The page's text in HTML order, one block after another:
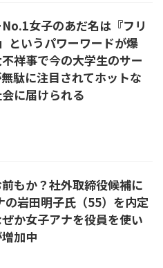
No.1女子のあだ名は『フリ
というパワーワードが爆
祥事で今の大学生のサー
駄に注目されてホットな
に届けられる
もか？社外取締役候補に
の岩田明子氏（55）を内定
か女子アナを役員を使い
加中